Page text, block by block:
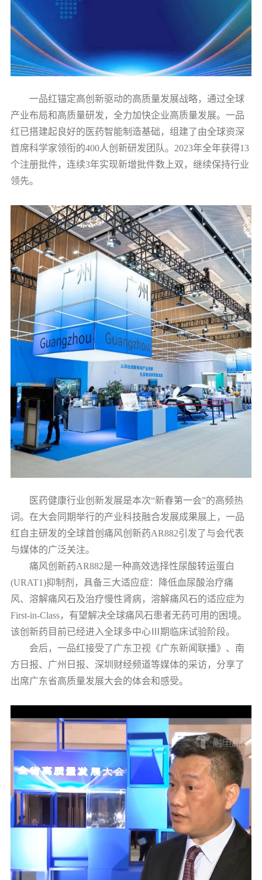
一品红锚定高创新驱动的高质量发展战略，通过全球
产业布局和高质量研发，全力加快企业高质量发展。一品
红已搭建起良好的医药智能制造基础，组建了由全球资深
首席科学家领衔的400人创新研发团队。2023年全年获得13
个注册批件，连续3年实现新增批件数上双，继续保持行业
领先。
医药健康行业创新发展是本次“新春第一会”的高频热
词。在大会同期举行的产业科技融合发展成果展上，一品
红自主研发的全球首创痛风创新药AR882引发了与会代表
与媒体的广泛关注。
痛风创新药AR882是一种高效选择性尿酸转运蛋白
(URAT1)抑制剂，具备三大适应症：降低血尿酸治疗痛
风、溶解痛风石及治疗慢性肾病，溶解痛风石的适应症为
First-in-Class，有望解决全球痛风石患者无药可用的困境。
该创新药目前已经进入全球多中心Ⅲ期临床试验阶段。
会后，一品红接受了广东卫视《广东新闻联播》、南
方日报、广州日报、深圳财经频道等媒体的采访，分享了
出席广东省高质量发展大会的体会和感受。